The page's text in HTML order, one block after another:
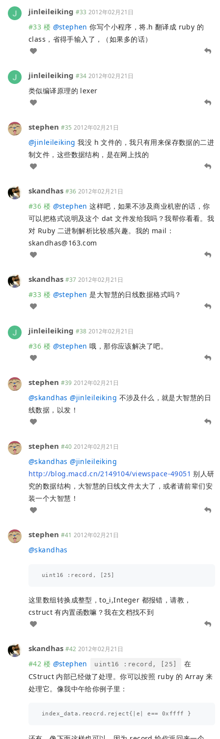
jinleileiking #33 2012年02月21日
#33 楼 @stephen 你写个小程序，将.h 翻译成 ruby 的
class，省得手输入了，（如果多的话）
jinleileiking #34 2012年02月21日
类似编译原理的 lexer
stephen #35 2012年02月21日
@jinleileiking 我没 h 文件的，我只有用来保存数据的二进
制文件，这些数据结构，是在网上找的
skandhas #36 2012年02月21日
#36 楼 @stephen 这样吧，如果不涉及商业机密的话，你
可以把格式说明及这个 dat 文件发给我吗？我帮你看看。我
对 Ruby 二进制解析比较感兴趣。我的 mail：
skandhas@163.com
skandhas #37 2012年02月21日
#33 楼 @stephen 是大智慧的日线数据格式吗？
jinleileiking #38 2012年02月21日
#36 楼 @stephen 哦，那你应该解决了吧。
stephen #39 2012年02月21日
@skandhas @jinleileiking 不涉及什么，就是大智慧的日
线数据，以发！
stephen #40 2012年02月21日
@skandhas @jinleileiking
http://blog.macd.cn/2149104/viewspace-49051 别人研
究的数据结构，大智慧的日线文件太大了，或者请前辈们安
装一个大智慧！
stephen #41 2012年02月21日
@skandhas
这里数组转换成整型，to_i,Integer 都报错，请教，
cstruct 有内置函数嘛？我在文档找不到
skandhas #42 2012年02月21日
#42 楼 @stephen uint16 :record, [25]
在
CStruct 内部已经做了处理。你可以按照 ruby 的 Array 来
处理它。像我中午给你例子里：